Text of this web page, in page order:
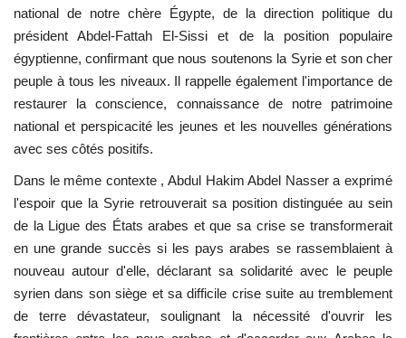
national de notre chère Égypte, de la direction politique du
président Abdel-Fattah El-Sissi et de la position populaire
égyptienne, confirmant que nous soutenons la Syrie et son cher
peuple à tous les niveaux. Il rappelle également l'importance de
restaurer la conscience, connaissance de notre patrimoine
national et perspicacité les jeunes et les nouvelles générations
avec ses côtés positifs.
Dans le même contexte , Abdul Hakim Abdel Nasser a exprimé
l'espoir que la Syrie retrouverait sa position distinguée au sein
de la Ligue des États arabes et que sa crise se transformerait
en une grande succès si les pays arabes se rassemblaient à
nouveau autour d'elle, déclarant sa solidarité avec le peuple
syrien dans son siège et sa difficile crise suite au tremblement
de terre dévastateur, soulignant la nécessité d'ouvrir les